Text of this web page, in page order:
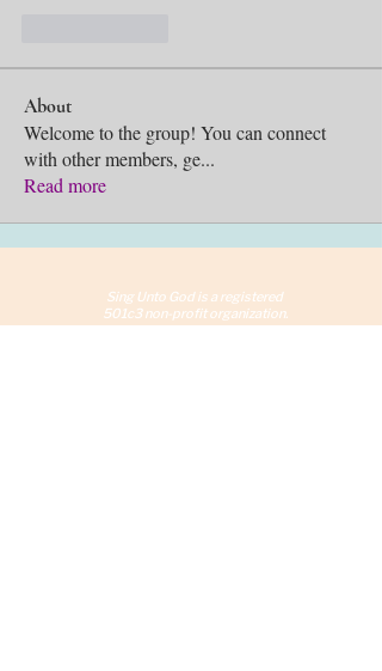
About
Welcome to the group! You can connect
with other members, ge...
Read more
Sing Unto God is a registered
501c3 non-profit organization.